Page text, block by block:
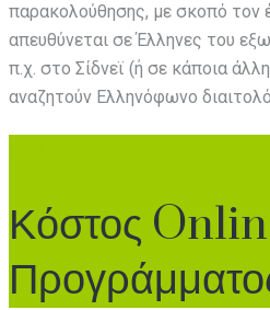
παρακολούθησης, με σκοπό τον
απευθύνεται σε Έλληνες του
π.χ. στο Σίδνεϊ (ή σε κάποια
αναζητούν Ελληνόφωνο
Κόστος